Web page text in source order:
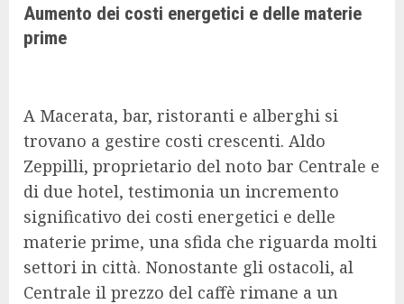
Aumento dei costi energetici e delle materie
prime
A Macerata, bar, ristoranti e alberghi si
trovano a gestire costi crescenti. Aldo
Zeppilli, proprietario del noto bar Centrale e
di due hotel, testimonia un incremento
significativo dei costi energetici e delle
materie prime, una sfida che riguarda molti
settori in città. Nonostante gli ostacoli, al
Centrale il prezzo del caffè rimane a un